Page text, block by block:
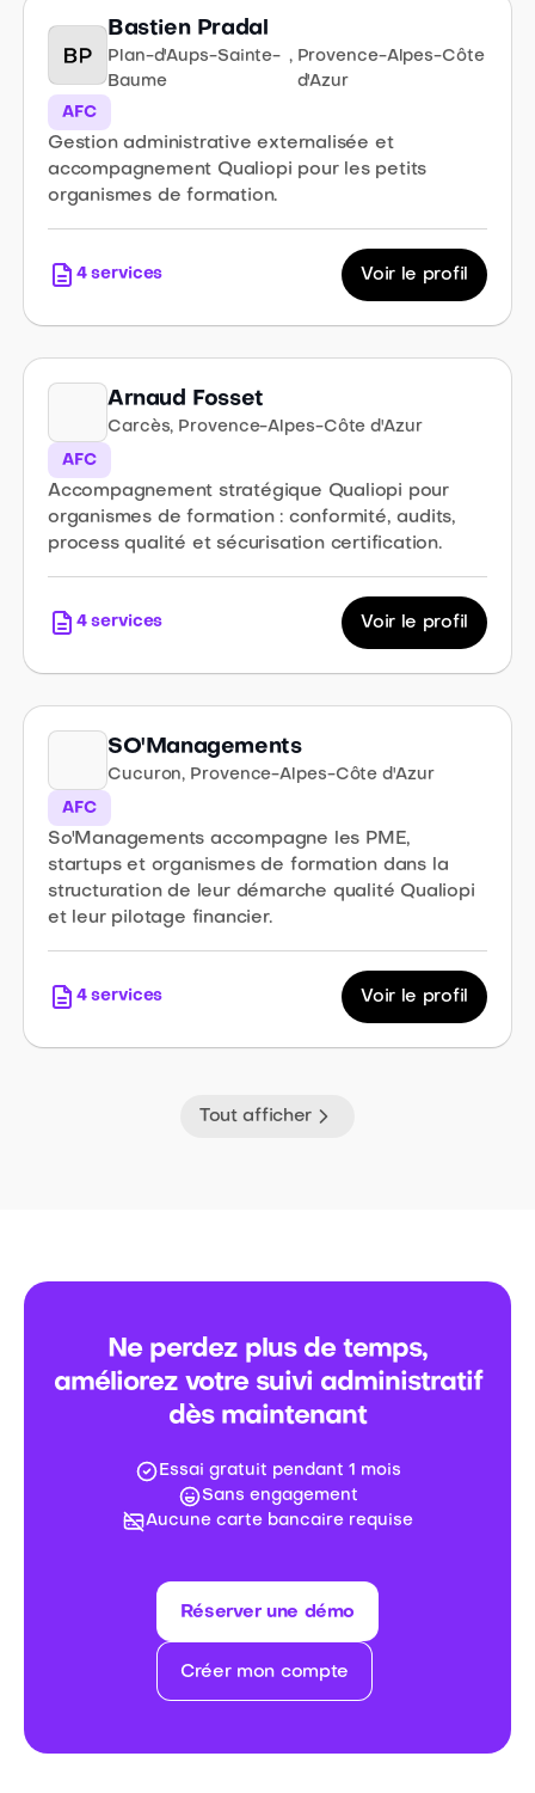
Bastien Pradal
Plan-d'Aups-Sainte-
Baume
, Provence-Alpes-Côte
d'Azur
AFC
Gestion administrative externalisée et
accompagnement Qualiopi pour les petits
organismes de formation.
4services Voir le profil
Arnaud Fosset
Carcès, Provence-Alpes-Côte d'Azur
AFC
Accompagnement stratégique Qualiopi pour
organismes de formation : conformité, audits,
process qualité et sécurisation certification.
4services Voir le profil
SO'Managements
Cucuron, Provence-Alpes-Côte d'Azur
AFC
So'Managements accompagne les PME,
startups et organismes de formation dans la
structuration de leur démarche qualité Qualiopi
et leur pilotage financier.
4services Voir le profil
Tout afficher
Ne perdez plus de temps,
améliorez votre suivi administratif
dès maintenant
Essai gratuit pendant 1 mois
Sans engagement
Aucune carte bancaire requise
Réserver une démo
Créer mon compte